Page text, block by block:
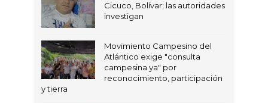
Cicuco, Bolívar; las autoridades
investigan
Movimiento Campesino del
Atlántico exige "consulta
campesina ya" por
reconocimiento, participación
y tierra